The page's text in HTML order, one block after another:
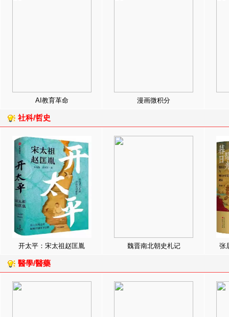
AI教育革命 漫画微积分
社科/哲史
开太平：宋太祖赵匡胤 魏晋南北朝史札记 张
醫學/醫藥